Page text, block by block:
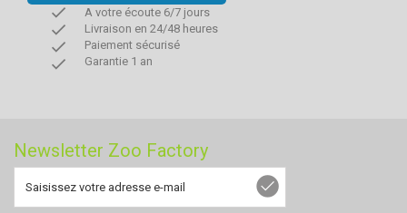
done A votre écoute 6/7 jours
done Livraison en 24/48 heures
done Paiement sécurisé
done Garantie 1 an
Newsletter Zoo Factory